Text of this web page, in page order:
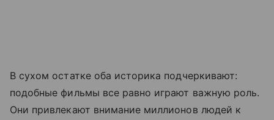
В сухом остатке оба историка подчеркивают:
подобные фильмы все равно играют важную роль.
Они привлекают внимание миллионов людей к